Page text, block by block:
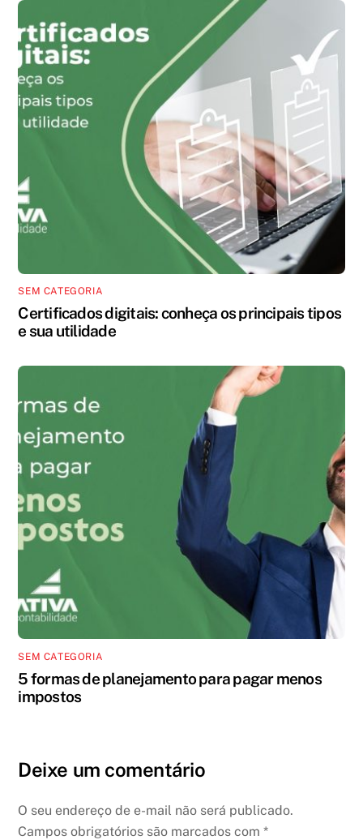
SEM CATEGORIA
Certificados digitais: conheça os principais tipos
e sua utilidade
SEM CATEGORIA
5 formas de planejamento para pagar menos
impostos
Deixe um comentário
O seu endereço de e-mail não será publicado.
Campos obrigatórios são marcados com*